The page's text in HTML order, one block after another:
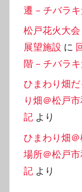
遷 – チバラ
松戸花火大
展望施設 に
階 – チバラ
ひまわり畑
り畑＠松戸
記 より
ひまわり畑
場所＠松戸
記 より